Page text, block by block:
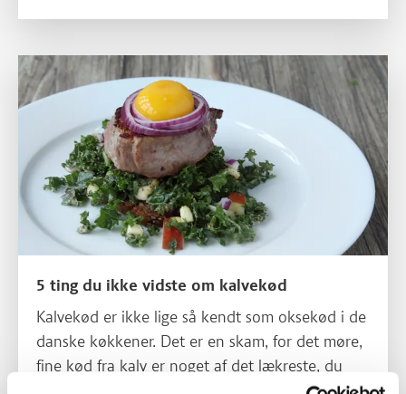
Læs mere om 5 ting du ikke vidste om kalvekød
5 ting du ikke vidste om kalvekød
Kalvekød er ikke lige så kendt som oksekød i de
danske køkkener. Det er en skam, for det møre,
fine kød fra kalv er noget af det lækreste, du
kan sætte tænderne i. Her er 5 facts om